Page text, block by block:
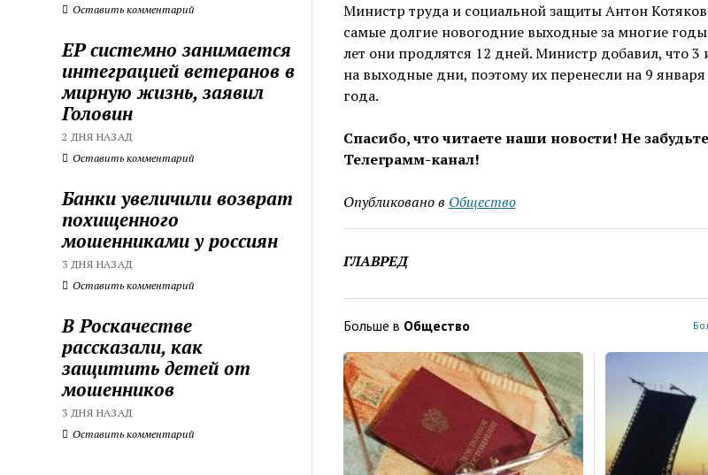
Оставить комментарий
ЕР системно занимается
интеграцией ветеранов в
мирную жизнь, заявил
Головин
2 ДНЯ НАЗАД
Оставить комментарий
Банки увеличили возврат
похищенного
мошенниками у россиян
3 ДНЯ НАЗАД
Оставить комментарий
В Роскачестве
рассказали, как
защитить детей от
мошенников
3 ДНЯ НАЗАД
Оставить комментарий
Министр труда и социальной защиты Антон
самые долгие новогодние выходные за многие
лет они продлятся 12 дней. Министр добавил, что 3
на выходные дни, поэтому их перенесли на 9
года.
Спасибо, что читаете наши новости! Не
Телеграмм-канал!
Опубликовано в Общество
ГЛАВРЕД
Больше в Общество